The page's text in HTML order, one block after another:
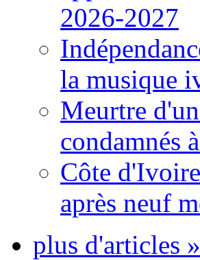
2026-2027
la musique
Meurtre
condamnés
Côte
après neuf
plus d'articles »